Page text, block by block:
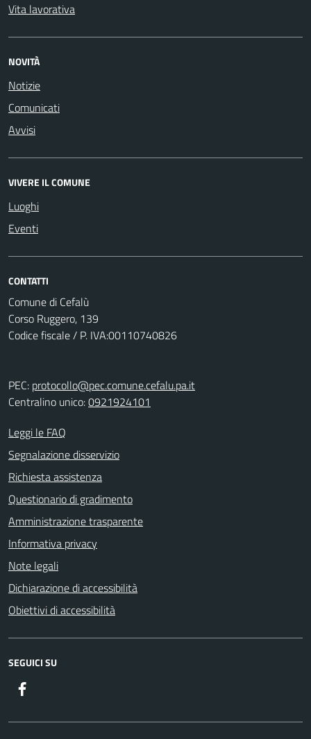
Vita lavorativa
NOVITÀ
Notizie
Comunicati
Avvisi
VIVERE IL COMUNE
Luoghi
Eventi
CONTATTI
Comune di Cefalù
Corso Ruggero, 139
Codice fiscale / P. IVA:00110740826
PEC: protocollo@pec.comune.cefalu.pa.it
Centralino unico:0921924101
Leggi le FAQ
Segnalazione disservizio
Richiesta assistenza
Questionario di gradimento
Amministrazione trasparente
Informativa privacy
Note legali
Dichiarazione di accessibilità
Obiettivi di accessibilità
SEGUICI SU